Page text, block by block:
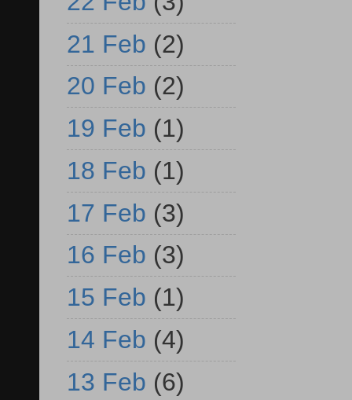
21 Feb (2)
20 Feb (2)
19 Feb (1)
18 Feb (1)
17 Feb (3)
16 Feb (3)
15 Feb (1)
14 Feb (4)
13 Feb (6)